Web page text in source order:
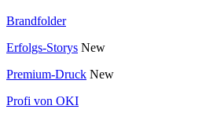
Brandfolder
Erfolgs-Storys New
Premium-Druck New
Profi von OKI